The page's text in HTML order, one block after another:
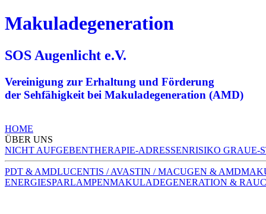
Makuladegeneration
SOS Augenlicht e.V.
Vereinigung zur Erhaltung und Förderung
der Sehfähigkeit bei Makuladegeneration (AMD)
HOME
ÜBER UNS
NICHT AUFGEBENTHERAPIE-ADRESSENRISIKO GRAUE-
PDT & AMDLUCENTIS / AVASTIN / MACUGEN & AMD
ENERGIESPARLAMPENMAKULADEGENERATION &